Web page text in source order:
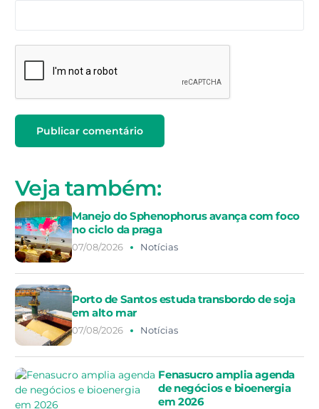
Veja também:
Manejo do Sphenophorus avança com foco
no ciclo da praga
07/08/2026 Notícias
Porto de Santos estuda transbordo de soja
em alto mar
07/08/2026 Notícias
Fenasucro amplia agenda
de negócios e bioenergia
em 2026